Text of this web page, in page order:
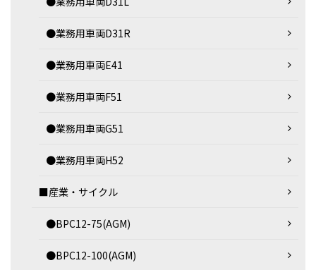
●業務用車両D31R
●業務用車両E41
●業務用車両F51
●業務用車両G51
●業務用車両H52
■産業・サイクル
●BPC12-75(AGM)
●BPC12-100(AGM)